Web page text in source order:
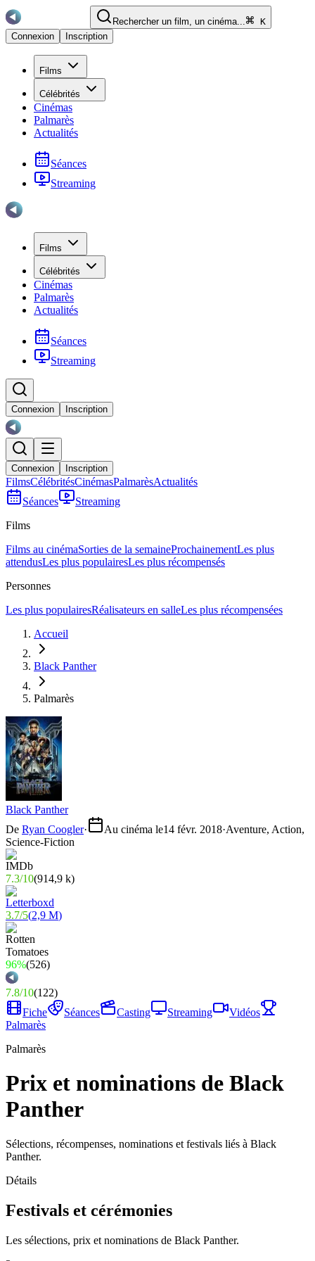
Rechercher un film, un cinéma...
K
Connexion
Inscription
Films
Célébrités
Cinémas
Palmarès
Actualités
Séances
Streaming
Films
Célébrités
Cinémas
Palmarès
Actualités
Séances
Streaming
Connexion Inscription
Connexion Inscription
FilmsCélébritésCinémasPalmarèsActualités
Séances
Streaming
Films
Films au cinémaSorties de la semaineProchainementLes plus
attendusLes plus populairesLes plus récompensés
Personnes
Les plus populairesRéalisateurs en salleLes plus récompensées
Accueil
Black Panther
Palmarès
Black Panther
De Ryan Coogler· Au cinéma le14 févr. 2018·Aventure, Action,
Science-Fiction
7.3/10(914,9 k)
3.7/5(2,9 M)
96%(526)
7.8/10(122)
Fiche
Séances Casting Streaming
Vidéos
Palmarès
Palmarès
Prix et nominations de Black
Panther
Sélections, récompenses, nominations et festivals liés à Black
Panther.
Détails
Festivals et cérémonies
Les sélections, prix et nominations de Black Panther.